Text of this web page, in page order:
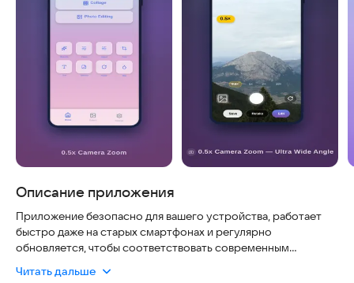
Описание приложения
Приложение безопасно для вашего устройства, работает
быстро даже на старых смартфонах и регулярно
обновляется, чтобы соответствовать современным
легко делать профессиональные снимки и редактировать их
Читать дальше